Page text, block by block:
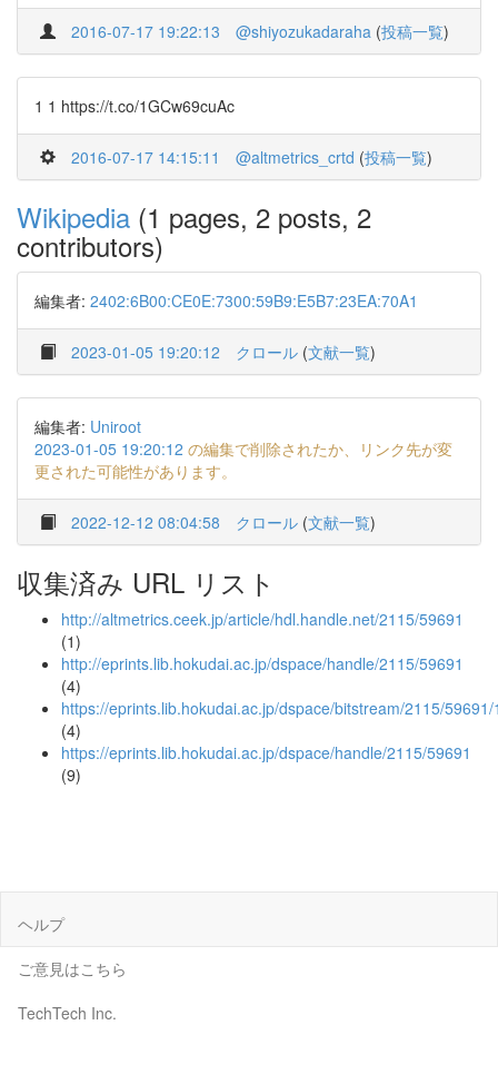
2016-07-17 19:22:13 @shiyozukadaraha (投稿一覧)
1 1 https://t.co/1GCw69cuAc
2016-07-17 14:15:11 @altmetrics_crtd (投稿一覧)
Wikipedia (1 pages, 2 posts, 2
contributors)
編集者: 2402:6B00:CE0E:7300:59B9:E5B7:23EA:70A1
2023-01-05 19:20:12 クロール (文献一覧)
編集者: Uniroot
2023-01-05 19:20:12 の編集で削除されたか、リンク先が変
更された可能性があります。
2022-12-12 08:04:58 クロール (文献一覧)
収集済み URL リスト
http://altmetrics.ceek.jp/article/hdl.handle.net/2115/59691
(1)
http://eprints.lib.hokudai.ac.jp/dspace/handle/2115/59691
(4)
https://eprints.lib.hokudai.ac.jp/dspace/bitstream/2115/
(4)
https://eprints.lib.hokudai.ac.jp/dspace/handle/2115/59691
(9)
ヘルプ
ご意見はこちら
TechTech Inc.